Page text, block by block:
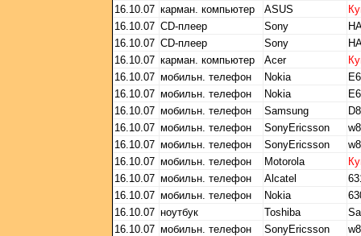
16.10.07 карман. компьютер ASUS
16.10.07 CD-плеер Sony
16.10.07 CD-плеер Sony
16.10.07 карман. компьютер Acer
16.10.07 мобильн. телефон Nokia
16.10.07 мобильн. телефон Nokia
16.10.07 мобильн. телефон Samsung
16.10.07 мобильн. телефон SonyEricsson
16.10.07 мобильн. телефон SonyEricsson
16.10.07 мобильн. телефон Motorola
16.10.07 мобильн. телефон Alcatel
16.10.07 мобильн. телефон Nokia
16.10.07 ноутбук Toshiba
16.10.07 мобильн. телефон SonyEricsson